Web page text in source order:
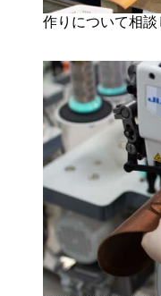
作りについて相談